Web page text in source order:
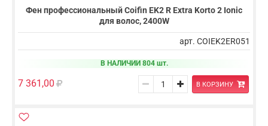
Фен профессиональный Coifin EK2 R Extra Korto 2 Ionic
для волос, 2400W
арт. COIEK2ER051
В НАЛИЧИИ 804 шт.
7 361,00 В КОРЗИНУ